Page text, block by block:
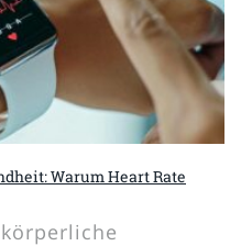
Warum Heart Rate